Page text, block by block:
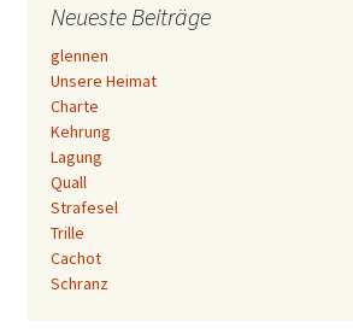
Neueste Beiträge
glennen
Unsere Heimat
Charte
Kehrung
Lagung
Quall
Strafesel
Trille
Cachot
Schranz